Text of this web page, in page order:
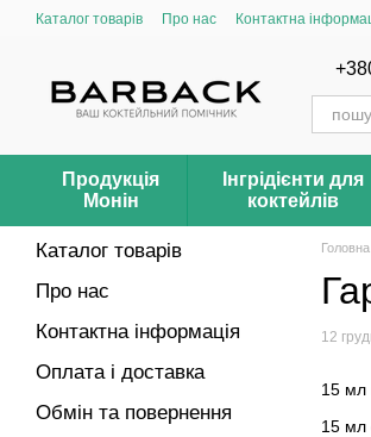
Перейти до основного контенту
Каталог товарів Про нас Контактна
Продукція
Монін
Інгрідієнти для
коктейлів
Головна
12
15 мл
15 мл
Каталог товарів
Про нас
Контактна інформація
Оплата і доставка
Обмін та повернення